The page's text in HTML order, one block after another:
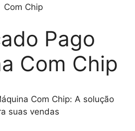
Com Chip
Pago
Com Chip
Com Chip: A solução
suas vendas